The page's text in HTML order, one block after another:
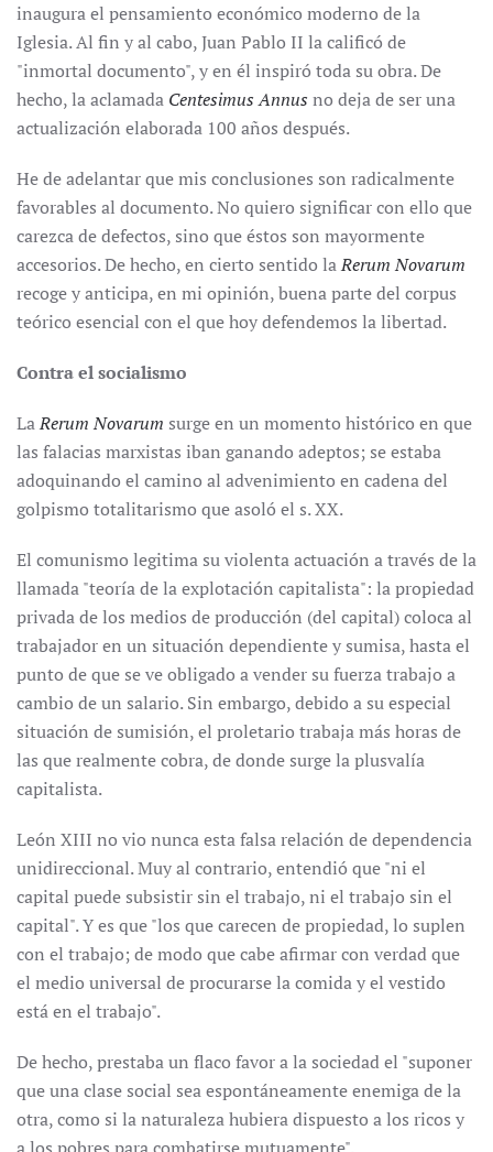
inaugura el pensamiento económico moderno de la
Iglesia. Al fin y al cabo, Juan Pablo II la calificó de
"inmortal documento", y en él inspiró toda su obra. De
hecho, la aclamada Centesimus Annus no deja de ser una
actualización elaborada 100 años después.
He de adelantar que mis conclusiones son radicalmente
favorables al documento. No quiero significar con ello que
carezca de defectos, sino que éstos son mayormente
accesorios. De hecho, en cierto sentido laRerum Novarum
recoge y anticipa, en mi opinión, buena parte del corpus
teórico esencial con el que hoy defendemos la libertad.
Contra el socialismo
LaRerum Novarum surge en un momento histórico en que
las falacias marxistas iban ganando adeptos; se estaba
adoquinando el camino al advenimiento en cadena del
golpismo totalitarismo que asoló el s. XX.
El comunismo legitima su violenta actuación a través de la
llamada "teoría de la explotación capitalista": la propiedad
privada de los medios de producción (del capital) coloca al
trabajador en un situación dependiente y sumisa, hasta el
punto de que se ve obligado a vender su fuerza trabajo a
cambio de un salario. Sin embargo, debido a su especial
situación de sumisión, el proletario trabaja más horas de
las que realmente cobra, de donde surge la plusvalía
capitalista.
León XIII no vio nunca esta falsa relación de dependencia
unidireccional. Muy al contrario, entendió que "ni el
capital puede subsistir sin el trabajo, ni el trabajo sin el
capital". Y es que "los que carecen de propiedad, lo suplen
con el trabajo; de modo que cabe afirmar con verdad que
el medio universal de procurarse la comida y el vestido
está en el trabajo".
De hecho, prestaba un flaco favor a la sociedad el "suponer
que una clase social sea espontáneamente enemiga de la
otra, como si la naturaleza hubiera dispuesto a los ricos y